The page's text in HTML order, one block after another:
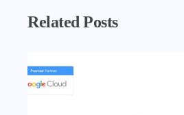
Related Posts